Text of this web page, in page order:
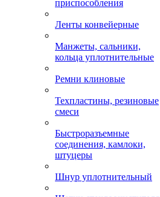
приспособления
Ленты конвейерные
Манжеты, сальники,
кольца уплотнительные
Ремни клиновые
Техпластины, резиновые
смеси
Быстроразъемные
соединения, камлоки,
штуцеры
Шнур уплотнительный